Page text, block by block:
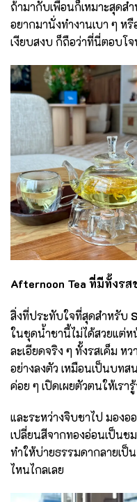
ถ้ามากับเพื่อนก็เหมาะสุดส
อยากมานั่งทำงานเบา ๆ
เงียบสงบ ก็ถือว่าที่นี่ตอบโ
Afternoon Tea ที่มีทั้งรส
สิ่งที่ประทับใจที่สุดสำหรับ
ในชุดน้ำชานี้ไม่ได้สวยแต่ห
ละเอียดจริง ๆ ทั้งรสเค็ม ห
อย่างลงตัว เหมือนเป็นบท
ค่อย ๆ เปิดเผยตัวตนให้เรา
และระหว่างจิบชาไป มองอ
เปลี่ยนสีจากทองอ่อนเป็น
ทำให้บ่ายธรรมดากลายเป็
ไหนไกลเลย